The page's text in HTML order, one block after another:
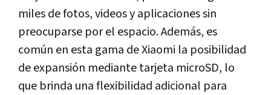
miles de fotos, videos y aplicaciones sin
preocuparse por el espacio. Además, es
común en esta gama de Xiaomi la posibilidad
de expansión mediante tarjeta microSD, lo
que brinda una flexibilidad adicional para